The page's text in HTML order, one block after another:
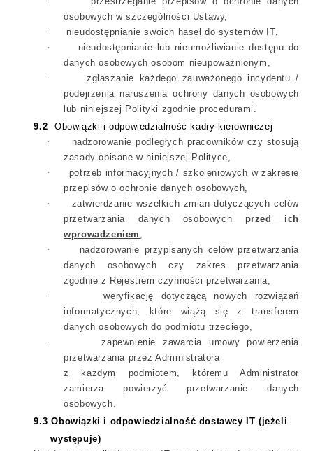
osobowych w szczególności Ustawy,
·
nieudostępnianie swoich haseł do systemów IT,
·
nieudostępnianie lub nieumożliwianie dostępu do
danych osobowych osobom nieupoważnionym,
·
zgłaszanie każdego zauważonego incydentu /
podejrzenia naruszenia ochrony danych osobowych
lub niniejszej Polityki zgodnie procedurami.
9.2
Obowiązki i odpowiedzialnośćkadry kierowniczej
·
nadzorowanie podległych pracowników czy stosują
zasady opisane w niniejszej Polityce,
·
potrzeb informacyjnych / szkoleniowych w zakresie
przepisów o ochronie danych osobowych,
·
zatwierdzanie wszelkich zmian dotyczących celów
przetwarzania danych osobowych przed ich
wprowadzeniem
·
nadzorowanie przypisanych celów przetwarzania
danych osobowych czy zakres przetwarzania
zgodnie z Rejestrem czynności przetwarzania,
·
weryfikację dotyczącą nowych rozwiązań
informatycznych, które wiążą się z transferem
danych osobowych do podmiotu trzeciego,
·
zapewnienie zawarcia umowy powierzenia
przetwarzania przez Administratora
z każdym podmiotem, któremu Administrator
zamierza powierzyć przetwarzanie danych
osobowych.
9.3 Obowiązki i odpowiedzialność dostawcy IT (jeżeli
występuje)